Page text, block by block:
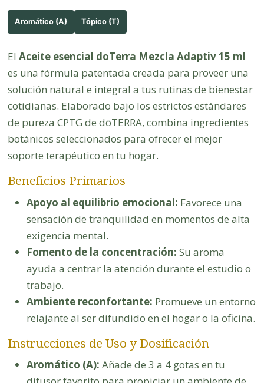
Aromático (A) Tópico (T)
El Aceite esencial doTerra Mezcla Adaptiv 15 ml
es una fórmula patentada creada para proveer una
solución natural e integral a tus rutinas de bienestar
cotidianas. Elaborado bajo los estrictos estándares
de pureza CPTG de dōTERRA, combina ingredientes
botánicos seleccionados para ofrecer el mejor
soporte terapéutico en tu hogar.
Beneficios Primarios
Apoyo al equilibrio emocional: Favorece una
sensación de tranquilidad en momentos de alta
exigencia mental.
Fomento de la concentración: Su aroma
ayuda a centrar la atención durante el estudio o
trabajo.
Ambiente reconfortante: Promueve un entorno
relajante al ser difundido en el hogar o la oficina.
Instrucciones de Uso y Dosificación
Aromático (A): Añade de 3 a 4 gotas en tu